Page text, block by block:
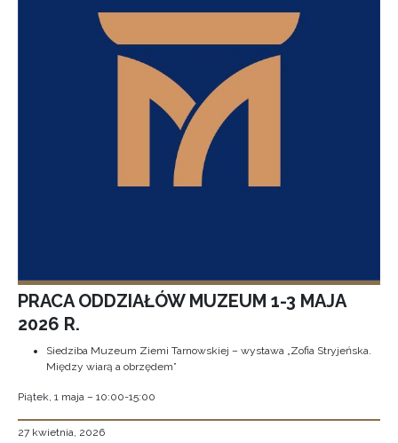
PRACA ODDZIAŁÓW MUZEUM 1-3 MAJA
2026 R.
Siedziba Muzeum Ziemi Tarnowskiej – wystawa „Zofia Stryjeńska.
Między wiarą a obrzędem”
Piątek, 1 maja – 10:00-15:00
27 kwietnia, 2026